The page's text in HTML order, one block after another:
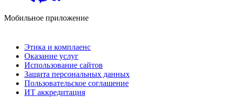
Мобильное приложение
Этика и комплаенс
Оказание услуг
Использование сайтов
Защита персональных данных
Пользовательское соглашение
ИТ аккредитация